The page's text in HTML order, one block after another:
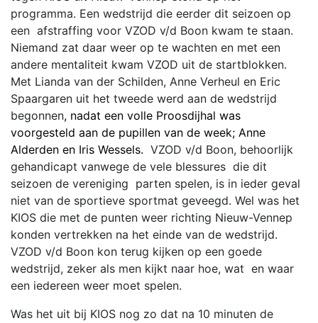
programma. Een wedstrijd die eerder dit seizoen op
een afstraffing voor VZOD v/d Boon kwam te staan.
Niemand zat daar weer op te wachten en met een
andere mentaliteit kwam VZOD uit de startblokken.
Met Lianda van der Schilden, Anne Verheul en Eric
Spaargaren uit het tweede werd aan de wedstrijd
begonnen, nadat een volle Proosdijhal was
voorgesteld aan de pupillen van de week; Anne
Alderden en Iris Wessels. VZOD v/d Boon, behoorlijk
gehandicapt vanwege de vele blessures die dit
seizoen de vereniging parten spelen, is in ieder geval
niet van de sportieve sportmat geveegd. Wel was het
KIOS die met de punten weer richting Nieuw-Vennep
konden vertrekken na het einde van de wedstrijd.
VZOD v/d Boon kon terug kijken op een goede
wedstrijd, zeker als men kijkt naar hoe, wat en waar
een iedereen weer moet spelen.
Was het uit bij KIOS nog zo dat na 10 minuten de